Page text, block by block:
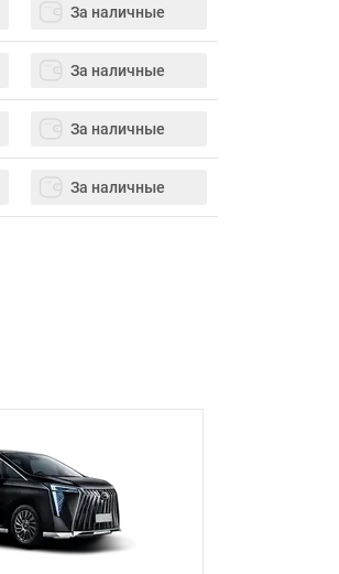
За наличные
За наличные
За наличные
За наличные